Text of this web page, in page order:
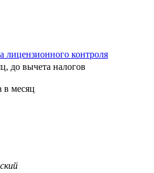
лицензионного контроля
до вычета налогов
в месяц